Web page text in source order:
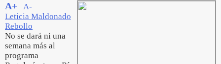
A+
A-
Leticia Maldonado
Rebollo
No se dará ni una
semana más al
programa